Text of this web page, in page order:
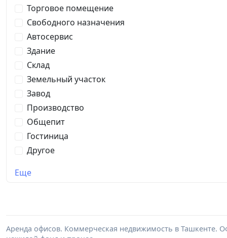
Торговое помещение
Свободного назначения
Автосервис
Здание
Склад
Земельный участок
Завод
Производство
Общепит
Гостиница
Другое
Еще
Аренда офисов. Коммерческая недвижимость в Ташкенте.